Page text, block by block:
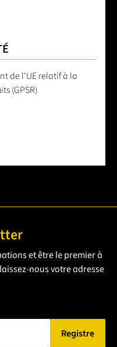
de l'UE relatif à la
(GPSR)
et être le premier à
nous votre adresse
Registre